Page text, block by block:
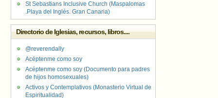
St Sebastians Inclusive Church (Maspalomas
.Playa del Inglés. Gran Canaria)
Directorio de Iglesias, recursos, libros....
@reverendally
Acéptenme como soy
Acéptenme como soy (Documento para padres
de hijos homosexuales)
Activos y Contemplativos (Monasterio Virtual de
Espiritualidad)